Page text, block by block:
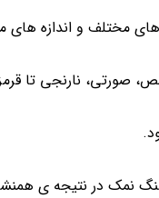
مختلف و اندازه
صورتی، نارنجی تا